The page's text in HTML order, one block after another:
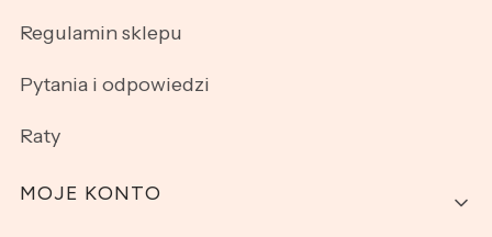
Regulamin sklepu
Pytania i odpowiedzi
Raty
MOJE KONTO